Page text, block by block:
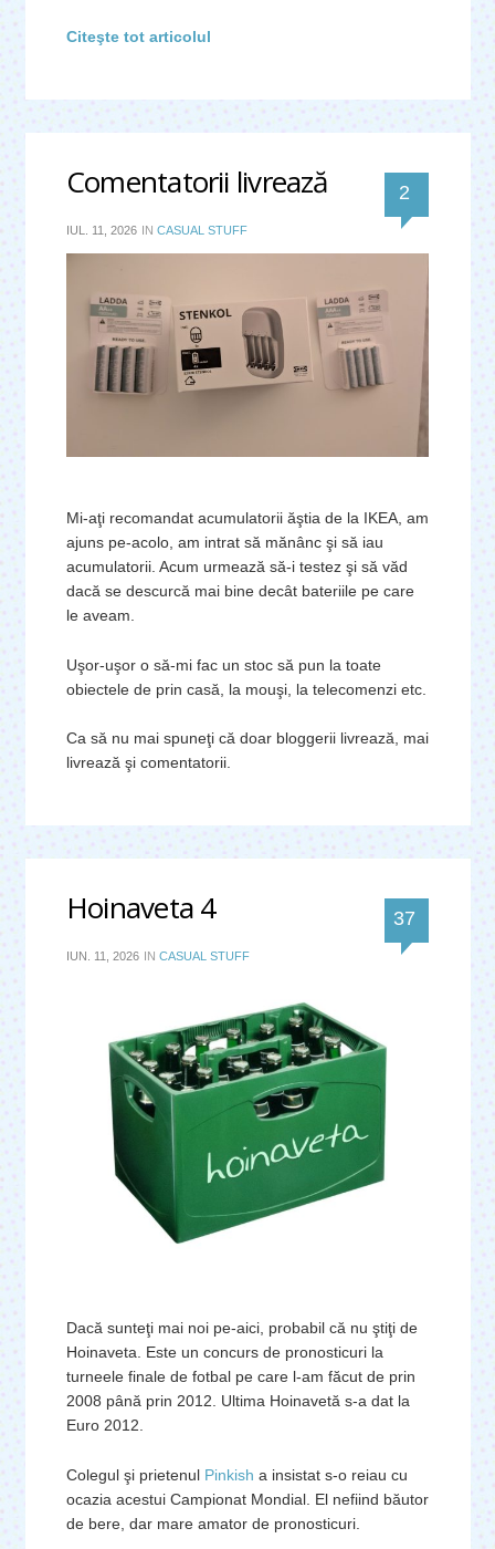
Citeşte tot articolul
Comentatorii livrează 2
IUL. 11, 2026 IN CASUAL STUFF
Mi-aţi recomandat acumulatorii ăştia de la IKEA, am
ajuns pe-acolo, am intrat să mănânc şi să iau
acumulatorii. Acum urmează să-i testez şi să văd
dacă se descurcă mai bine decât bateriile pe care
le aveam.
Uşor-uşor o să-mi fac un stoc să pun la toate
obiectele de prin casă, la mouşi, la telecomenzi etc.
Ca să nu mai spuneţi că doar bloggerii livrează, mai
livrează şi comentatorii.
Hoinaveta 4 37
IUN. 11, 2026 IN CASUAL STUFF
Dacă sunteţi mai noi pe-aici, probabil că nu ştiţi de
Hoinaveta. Este un concurs de pronosticuri la
turneele finale de fotbal pe care l-am făcut de prin
2008 până prin 2012. Ultima Hoinavetă s-a dat la
Euro 2012.
Colegul şi prietenul Pinkish a insistat s-o reiau cu
ocazia acestui Campionat Mondial. El nefiind băutor
de bere, dar mare amator de pronosticuri.